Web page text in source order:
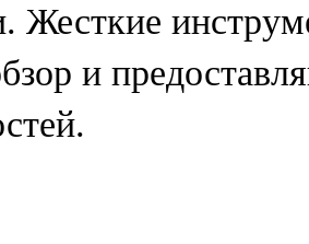
Жесткие
и